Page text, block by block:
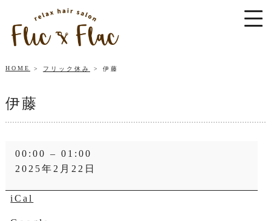
HOME フリック休み 伊藤
伊藤
00:00 – 01:00
2025年2月22日
iCal